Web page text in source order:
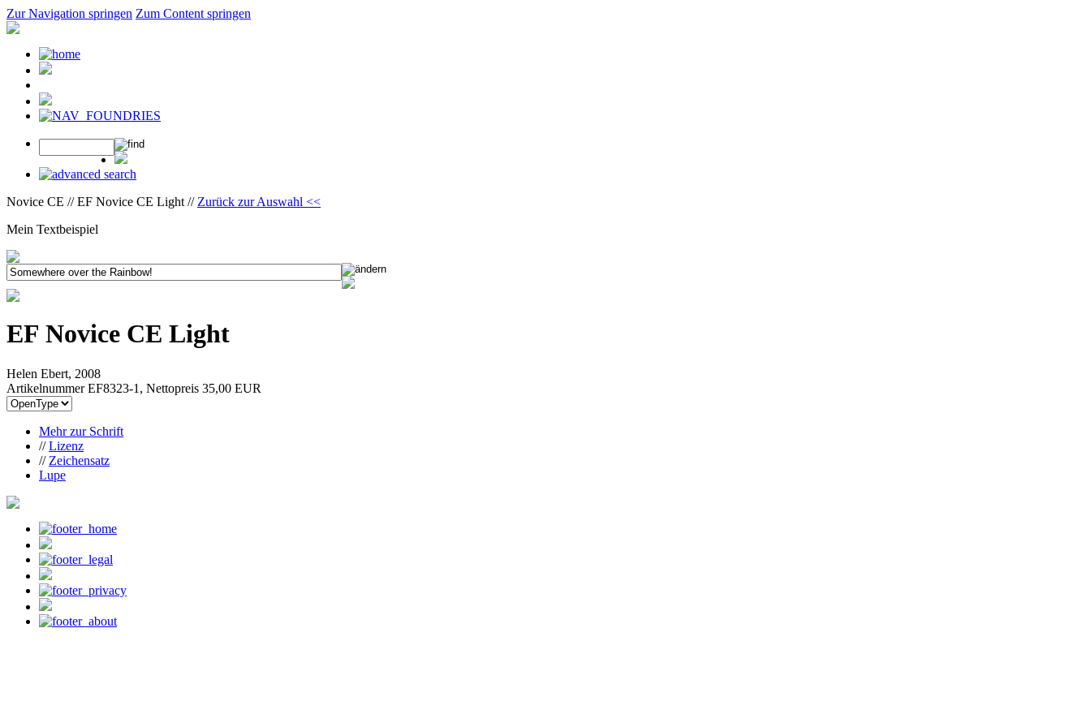
Zur Navigation springen Zum Content springen
Novice CE // EF Novice CE Light // Zurück zur Auswahl <<
Mein Textbeispiel
EF Novice CE Light
Helen Ebert, 2008
Artikelnummer EF8323-1, Nettopreis 35,00 EUR
Mehr zur Schrift
//Lizenz
// Zeichensatz
Lupe